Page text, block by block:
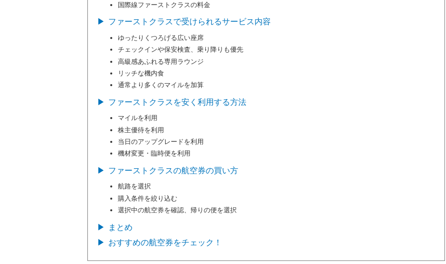
国際線ファーストクラスの料金
ファーストクラスで受けられるサービス内容
ゆったりくつろげる広い座席
チェックインや保安検査、乗り降りも優先
高級感あふれる専用ラウンジ
リッチな機内食
通常より多くのマイルを加算
ファーストクラスを安く利用する方法
マイルを利用
株主優待を利用
当日のアップグレードを利用
機材変更・臨時便を利用
ファーストクラスの航空券の買い方
航路を選択
購入条件を絞り込む
選択中の航空券を確認、帰りの便を選択
まとめ
おすすめの航空券をチェック！